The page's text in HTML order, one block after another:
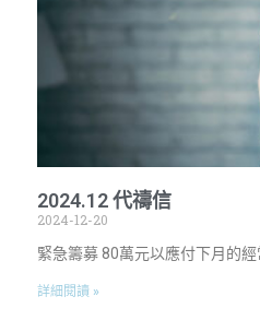
2024.12 代禱信
2024-12-20
緊急籌募 80萬元以應付下月的
詳細閱讀 »